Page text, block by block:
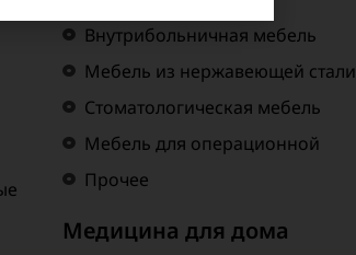
Внутрибольничная мебель
Мебель из нержавеющей стали
Стоматологическая мебель
Мебель для операционной
Прочее
Медицина для дома